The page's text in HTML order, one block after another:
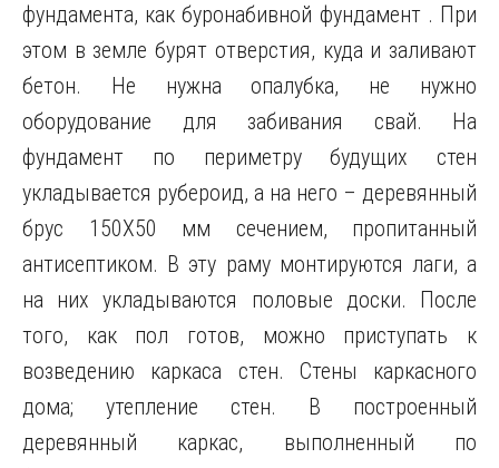
фундамента, как буронабивной фундамент . При
этом в земле бурят отверстия, куда и заливают
бетон. Не нужна опалубка, не нужно
оборудование для забивания свай. На
фундамент по периметру будущих стен
укладывается рубероид, а на него – деревянный
брус 150Х50 мм сечением, пропитанный
антисептиком. В эту раму монтируются лаги, а
на них укладываются половые доски. После
того, как пол готов, можно приступать к
возведению каркаса стен. Стены каркасного
дома; утепление стен. В построенный
деревянный каркас, выполненный по